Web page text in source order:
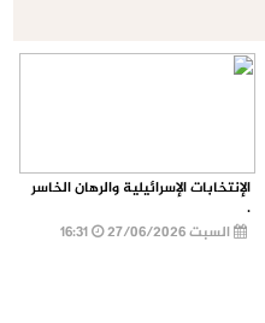
الإنتخابات الإسرائيلية والرهان الخاسر
.
السبت 27/06/2026
16:31